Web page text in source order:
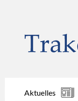
Aktuelles